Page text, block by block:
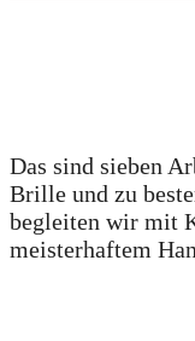
Das sind sieben
Brille und zu
begleiten wir mit
meisterhaftem